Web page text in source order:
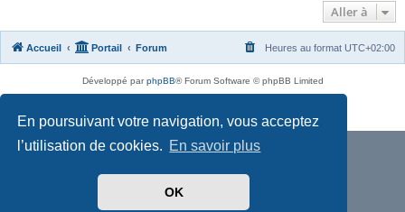
En poursuivant votre navigation, vous acceptez
l’utilisation de cookies. En savoir plus
OK
Aller à
Accueil Portail Forum Heures au format UTC+02:00
Développé parphpBB® Forum Software © phpBB Limited
Traduit parphpBB-fr.com